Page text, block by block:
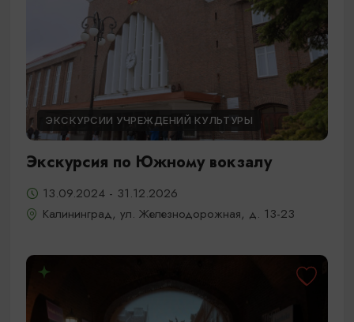
ЭКСКУРСИИ УЧРЕЖДЕНИЙ КУЛЬТУРЫ
Экскурсия по Южному вокзалу
13.09.2024 - 31.12.2026
Калининград, ул. Железнодорожная, д. 13-23